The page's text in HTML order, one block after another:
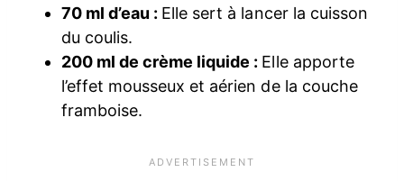
70 ml d’eau : Elle sert à lancer la cuisson
du coulis.
200 ml de crème liquide : Elle apporte
l’effet mousseux et aérien de la couche
framboise.